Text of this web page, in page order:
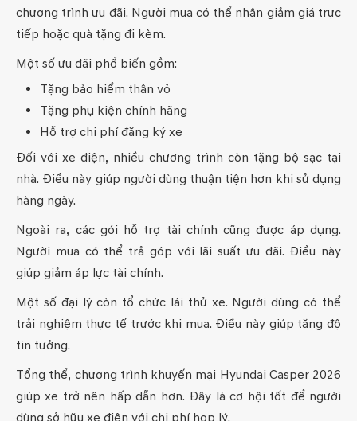
chương trình ưu đãi. Người mua có thể nhận giảm giá trực
tiếp hoặc quà tặng đi kèm.
Một số ưu đãi phổ biến gồm:
Tặng bảo hiểm thân vỏ
Tặng phụ kiện chính hãng
Hỗ trợ chi phí đăng ký xe
Đối với xe điện, nhiều chương trình còn tặng bộ sạc tại
nhà. Điều này giúp người dùng thuận tiện hơn khi sử dụng
hàng ngày.
Ngoài ra, các gói hỗ trợ tài chính cũng được áp dụng.
Người mua có thể trả góp với lãi suất ưu đãi. Điều này
giúp giảm áp lực tài chính.
Một số đại lý còn tổ chức lái thử xe. Người dùng có thể
trải nghiệm thực tế trước khi mua. Điều này giúp tăng độ
tin tưởng.
Tổng thể, chương trình khuyến mại Hyundai Casper 2026
giúp xe trở nên hấp dẫn hơn. Đây là cơ hội tốt để người
dùng sở hữu xe điện với chi phí hợp lý.